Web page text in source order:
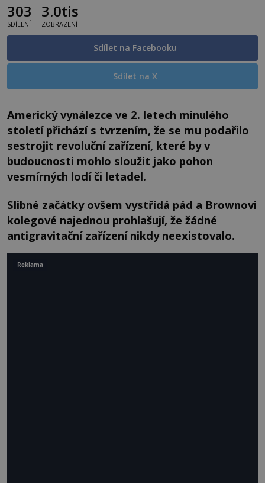
303
SDÍLENÍ
3.0tis
ZOBRAZENÍ
Sdílet na Facebooku
Sdílet na X
Americký vynálezce ve 2. letech minulého
století přichází s tvrzením, že se mu podařilo
sestrojit revoluční zařízení, které by v
budoucnosti mohlo sloužit jako pohon
vesmírných lodí či letadel.
Slibné začátky ovšem vystřídá pád a Brownovi
kolegové najednou prohlašují, že žádné
antigravitační zařízení nikdy neexistovalo.
Reklama